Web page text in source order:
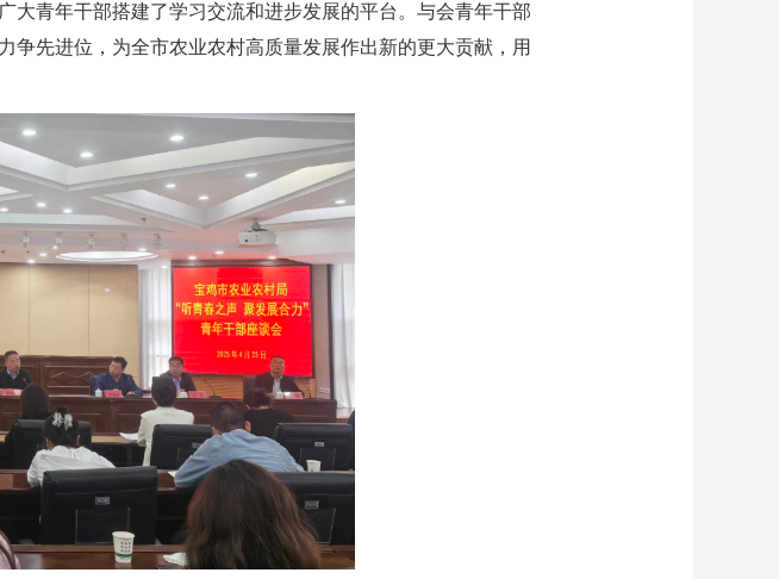
大青年干部搭建了学习交流和进步发展的平台。与会青年干部
先进位，为全市农业农村高质量发展作出新的更大贡献，用